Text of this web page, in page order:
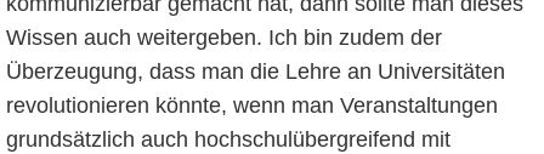
Wissen auch weitergeben. Ich bin zudem der
Überzeugung, dass man die Lehre an Universitäten
revolutionieren könnte, wenn man Veranstaltungen
grundsätzlich auch hochschulübergreifend mit